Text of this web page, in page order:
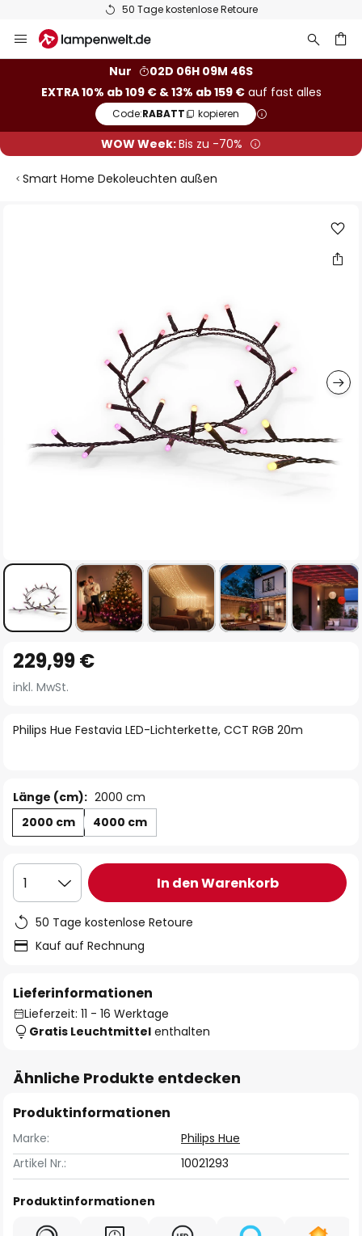
50 Tage kostenlose Retoure
Inhalt
Nur
02D 06H 09M 46S
EXTRA 10% ab 109 € & 13% ab 159 €auf fast alles
Code:RABATT kopieren
WOW Week:Bis zu -70%
Smart Home Dekoleuchten außen
Anfang
der
springen
Philips Hue Festavia LED-Lichterkette, CCT RGB 20m
229,99 €
inkl. MwSt.
Länge (cm): 2000 cm
2000 cm
4000 cm
1 In den Warenkorb
50 Tage kostenlose Retoure
Kauf auf Rechnung
Lieferinformationen
Lieferzeit: 11 - 16 Werktage
Gratis Leuchtmittel enthalten
Ähnliche Produkte entdecken
Produktinformationen
Marke:
Philips Hue
Artikel Nr.:
10021293
Produktinformationen